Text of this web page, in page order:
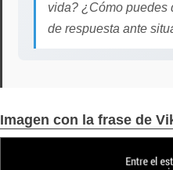
vida? ¿Cómo puedes
de respuesta ante
Imagen con la frase de